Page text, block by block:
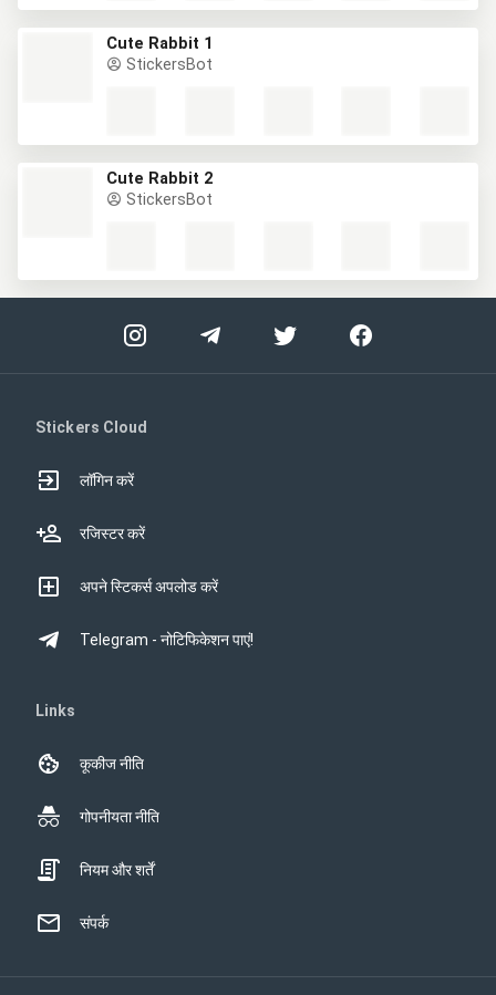
Cute Rabbit 1
StickersBot
Cute Rabbit 2
StickersBot
Stickers Cloud
लॉगिन करें
रजिस्टर करें
अपने स्टिकर्स अपलोड करें
Telegram - नोटिफिकेशन पाएं!
Links
कूकीज नीति
गोपनीयता नीति
नियम और शर्तें
संपर्क